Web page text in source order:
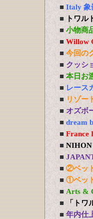
■ Italy 象
■
トワ
■ 小物商
■ Willow
■ 今回の
■ クッシ
■ 本日お
■ レース
■ リゾー
■ オズボ
■ dream
■ France
■ NIHON
■
■ ②ベッ
■ ①ベッ
■ Arts &
■
「ト
■ 年内仕